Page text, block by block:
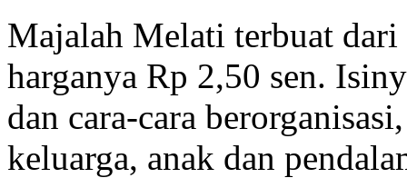
Majalah Melati terbuat dari
harganya Rp 2,50 sen.
dan cara-cara
keluarga, anak dan